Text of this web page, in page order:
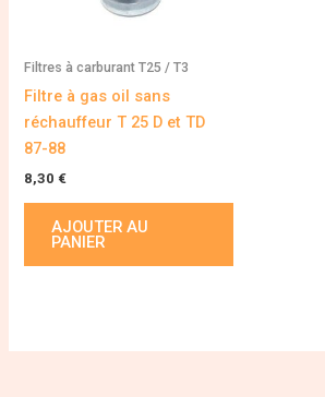
Filtres à carburant T25 / T3
Filtre à gas oil sans
réchauffeur T 25 D et TD
87-88
8,30 €
AJOUTER AU
PANIER